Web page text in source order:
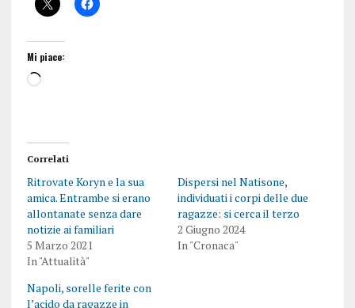
Mi piace:
Correlati
Ritrovate Koryn e la sua
amica. Entrambe si erano
allontanate senza dare
notizie ai familiari
5 Marzo 2021
In "Attualità"
Dispersi nel Natisone,
individuati i corpi delle due
ragazze: si cerca il terzo
2 Giugno 2024
In "Cronaca"
Napoli, sorelle ferite con
l’acido da ragazze in